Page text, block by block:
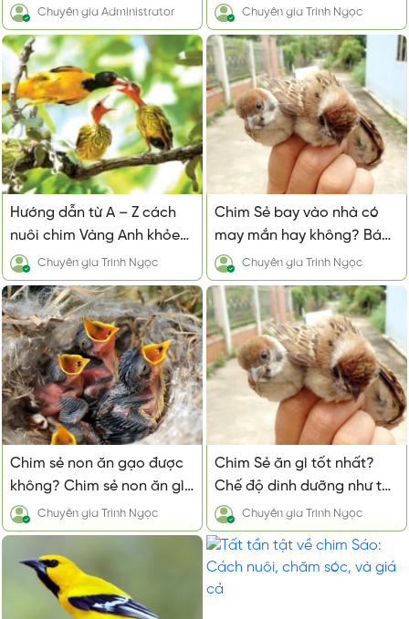
trung thành
Chuyên gia Administrator
chim Vàng Anh
Chuyên gia Trinh Ngọc
Hướng dẫn từ A – Z cách
nuôi chim Vàng Anh khỏe
mạnh, hót hay
Chuyên gia Trinh Ngọc
Chim Sẻ bay vào nhà có
may mắn hay không? Báo
điềm báo gì?
Chuyên gia Trinh Ngọc
Chim sẻ non ăn gạo được
không? Chim sẻ non ăn gì
và cách cho ăn
Chuyên gia Trinh Ngọc
Chim Sẻ ăn gì tốt nhất?
Chế độ dinh dưỡng như thế
nào là hợp lý?
Chuyên gia Trinh Ngọc